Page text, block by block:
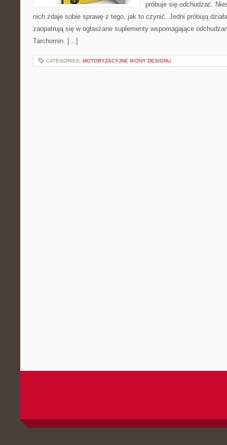
próbuje się odchudzać.
nich zdaje sobie sprawę z tego, jak to czynić. Jedni próbują
zaopatrują się w ogłaszane suplementy wspomagające
Tarchomin. […]
CATEGORIES: MOTORYZACYJNE IKONY DESIGNU